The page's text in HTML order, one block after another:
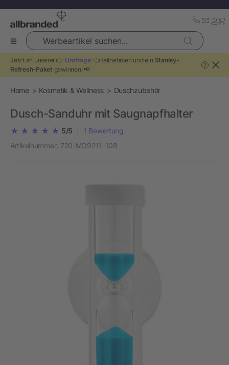
Werbeartikel suchen...
Jetzt an unserer 👉 Umfrage👈 teilnehmen und ein Stanley-
Refresh-Paket gewinnen! 📢
?
Home Kosmetik & Wellness Duschzubehör
Dusch-Sanduhr mit Saugnapfhalter
5/5 1 Bewertung
Artikelnummer: 720-MO9211-108